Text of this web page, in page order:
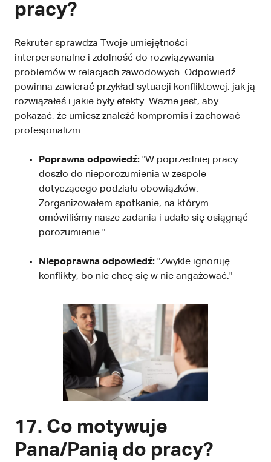
pracy?
Rekruter sprawdza Twoje umiejętności
interpersonalne i zdolność do rozwiązywania
problemów w relacjach zawodowych. Odpowiedź
powinna zawierać przykład sytuacji konfliktowej, jak ją
rozwiązałeś i jakie były efekty. Ważne jest, aby
pokazać, że umiesz znaleźć kompromis i zachować
profesjonalizm.
Poprawna odpowiedź: "W poprzedniej pracy
doszło do nieporozumienia w zespole
dotyczącego podziału obowiązków.
Zorganizowałem spotkanie, na którym
omówiliśmy nasze zadania i udało się osiągnąć
porozumienie."
Niepoprawna odpowiedź: "Zwykle ignoruję
konflikty, bo nie chcę się w nie angażować."
17. Co motywuje
Pana/Panią do pracy?